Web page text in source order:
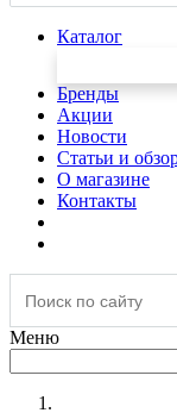
Каталог
Бренды
Акции
Новости
Статьи и
О магазине
Контакты
Меню